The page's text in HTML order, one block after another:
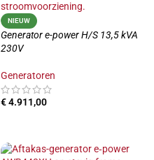
NIEUW
Generator e-power H/S 13,5 kVA
230V
Generatoren
€4.911,00